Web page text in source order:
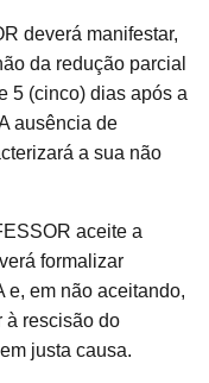
deverá manifestar,
da redução parcial
5 (cinco) dias após a
ausência de
a sua não
aceite a
formalizar
e, em não aceitando,
à rescisão do
justa causa.